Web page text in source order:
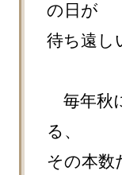
の日が
待ち遠し
毎年秋
る、
その本数